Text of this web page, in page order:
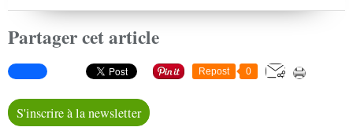
Partager cet article
Repost 0
S'inscrire à la newsletter